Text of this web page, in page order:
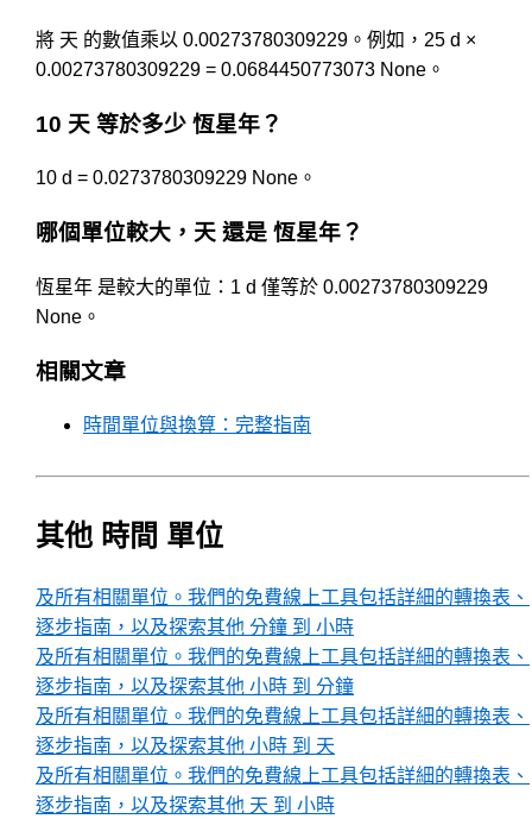
將 天 的數值乘以 0.00273780309229。例如，25 d ×
0.00273780309229 = 0.0684450773073 None。
10 天 等於多少 恆星年？
10 d = 0.0273780309229 None。
哪個單位較大，天 還是 恆星年？
恆星年 是較大的單位：1 d 僅等於 0.00273780309229
None。
相關文章
時間單位與換算：完整指南
其他 時間 單位
及所有相關單位。我們的免費線上工具包括詳細的轉換表、
逐步指南，以及探索其他 分鐘 到 小時
及所有相關單位。我們的免費線上工具包括詳細的轉換表、
逐步指南，以及探索其他 小時 到 分鐘
及所有相關單位。我們的免費線上工具包括詳細的轉換表、
逐步指南，以及探索其他 小時 到 天
及所有相關單位。我們的免費線上工具包括詳細的轉換表、
逐步指南，以及探索其他 天 到 小時